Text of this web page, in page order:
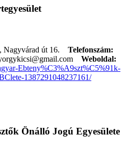
Nagyvárad út 16. Telefonszám:
Weboldal:
Ebteny%C3%A9szt%C5%91k-
1387291048237161/
Önálló Jogú Egyesülete